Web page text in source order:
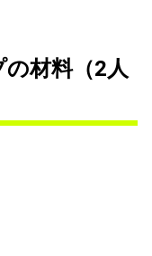
材料（2人